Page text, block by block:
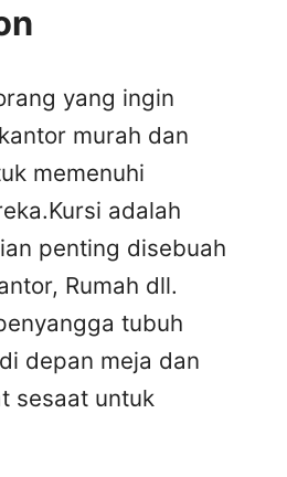
yang ingin
murah dan
memenuhi
adalah
penting disebuah
Rumah dll.
tubuh
depan meja dan
sesaat untuk